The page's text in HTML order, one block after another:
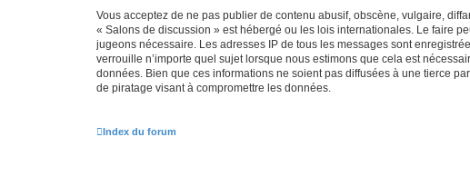
Vous acceptez de ne pas publier de contenu abusif, obscène, vulgaire,
« Salons de discussion » est hébergé ou les lois internationales. Le faire
jugeons nécessaire. Les adresses IP de tous les messages sont
verrouille n’importe quel sujet lorsque nous estimons que cela est
données. Bien que ces informations ne soient pas diffusées à une tierce
de piratage visant à compromettre les données.
Index du forum